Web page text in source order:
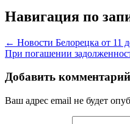
Навигация по
← Новости Белорецка от 11
При погашении
Добавить комментарий
Ваш адрес email не будет